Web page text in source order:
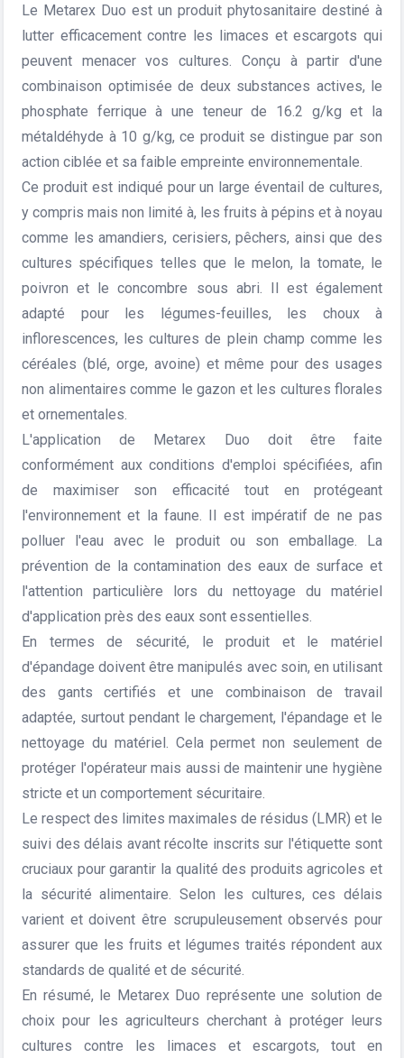
Le Metarex Duo est un produit phytosanitaire destiné à
lutter efficacement contre les limaces et escargots qui
peuvent menacer vos cultures. Conçu à partir d'une
combinaison optimisée de deux substances actives, le
phosphate ferrique à une teneur de 16.2 g/kg et la
métaldéhyde à 10 g/kg, ce produit se distingue par son
action ciblée et sa faible empreinte environnementale.
Ce produit est indiqué pour un large éventail de cultures,
y compris mais non limité à, les fruits à pépins et à noyau
comme les amandiers, cerisiers, pêchers, ainsi que des
cultures spécifiques telles que le melon, la tomate, le
poivron et le concombre sous abri. Il est également
adapté pour les légumes-feuilles, les choux à
inflorescences, les cultures de plein champ comme les
céréales (blé, orge, avoine) et même pour des usages
non alimentaires comme le gazon et les cultures florales
et ornementales.
L'application de Metarex Duo doit être faite
conformément aux conditions d'emploi spécifiées, afin
de maximiser son efficacité tout en protégeant
l'environnement et la faune. Il est impératif de ne pas
polluer l'eau avec le produit ou son emballage. La
prévention de la contamination des eaux de surface et
l'attention particulière lors du nettoyage du matériel
d'application près des eaux sont essentielles.
En termes de sécurité, le produit et le matériel
d'épandage doivent être manipulés avec soin, en utilisant
des gants certifiés et une combinaison de travail
adaptée, surtout pendant le chargement, l'épandage et le
nettoyage du matériel. Cela permet non seulement de
protéger l'opérateur mais aussi de maintenir une hygiène
stricte et un comportement sécuritaire.
Le respect des limites maximales de résidus (LMR) et le
suivi des délais avant récolte inscrits sur l'étiquette sont
cruciaux pour garantir la qualité des produits agricoles et
la sécurité alimentaire. Selon les cultures, ces délais
varient et doivent être scrupuleusement observés pour
assurer que les fruits et légumes traités répondent aux
standards de qualité et de sécurité.
En résumé, le Metarex Duo représente une solution de
choix pour les agriculteurs cherchant à protéger leurs
cultures contre les limaces et escargots, tout en